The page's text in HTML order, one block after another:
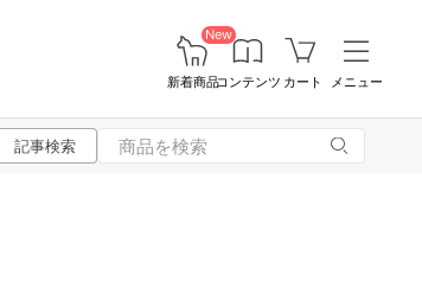
New
新着商品コンテンツ カート メニュー
記事検索